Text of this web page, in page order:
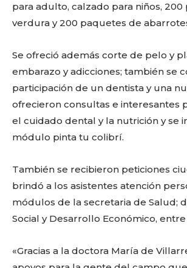
para adulto, calzado para niños,
verdura y 200 paquetes de
Se ofreció además corte de pelo y
embarazo y adicciones; también se
participación de un dentista y una
ofrecieron consultas e interesantes
el cuidado dental y la nutrición y se
módulo pinta tu colibrí.
También se recibieron peticiones
brindó a los asistentes atención
módulos de la secretaria de Salud;
Social y Desarrollo Económico, entre
«Gracias a la doctora María de